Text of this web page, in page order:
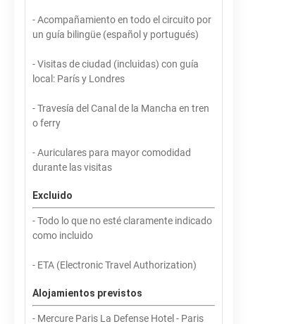
- Acompañamiento en todo el circuito por
un guía bilingüe (español y portugués)
- Visitas de ciudad (incluidas) con guía
local: París y Londres
- Travesía del Canal de la Mancha en tren
o ferry
- Auriculares para mayor comodidad
durante las visitas
Excluido
- Todo lo que no esté claramente indicado
como incluido
- ETA (Electronic Travel Authorization)
Alojamientos previstos
- Mercure Paris La Defense Hotel - Paris